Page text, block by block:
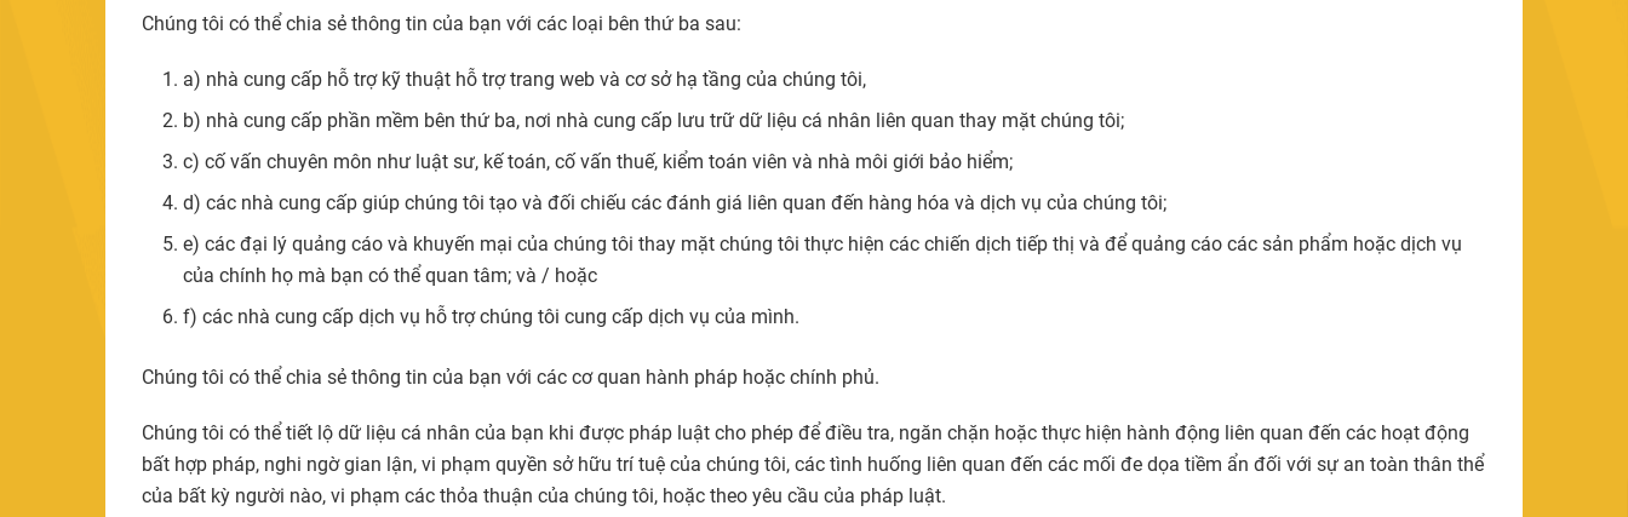
Chúng tôi có thể chia sẻ thông tin của bạn với các loại bên thứ ba sau:
a) nhà cung cấp hỗ trợ kỹ thuật hỗ trợ trang web và cơ sở hạ tầng của chúng tôi,
b) nhà cung cấp phần mềm bên thứ ba, nơi nhà cung cấp lưu trữ dữ liệu cá nhân liên quan thay mặt chúng tôi;
c) cố vấn chuyên môn như luật sư, kế toán, cố vấn thuế, kiểm toán viên và nhà môi giới bảo hiểm;
d) các nhà cung cấp giúp chúng tôi tạo và đối chiếu các đánh giá liên quan đến hàng hóa và dịch vụ của chúng tôi;
e) các đại lý quảng cáo và khuyến mại của chúng tôi thay mặt chúng tôi thực hiện các chiến dịch tiếp thị và để quảng cáo các sản phẩm hoặc dịch vụ
của chính họ mà bạn có thể quan tâm; và / hoặc
f) các nhà cung cấp dịch vụ hỗ trợ chúng tôi cung cấp dịch vụ của mình.
Chúng tôi có thể chia sẻ thông tin của bạn với các cơ quan hành pháp hoặc chính phủ.
Chúng tôi có thể tiết lộ dữ liệu cá nhân của bạn khi được pháp luật cho phép để điều tra, ngăn chặn hoặc thực hiện hành động liên quan đến các hoạt động
bất hợp pháp, nghi ngờ gian lận, vi phạm quyền sở hữu trí tuệ của chúng tôi, các tình huống liên quan đến các mối đe dọa tiềm ẩn đối với sự an toàn thân thể
của bất kỳ người nào, vi phạm các thỏa thuận của chúng tôi, hoặc theo yêu cầu của pháp luật.